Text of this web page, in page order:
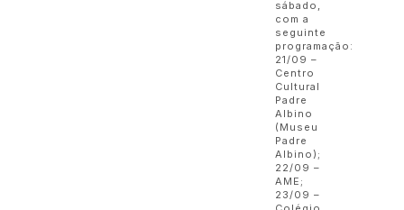
sábado,
com a
seguinte
programação:
21/09 –
Centro
Cultural
Padre
Albino
(Museu
Padre
Albino);
22/09 –
AME;
23/09 –